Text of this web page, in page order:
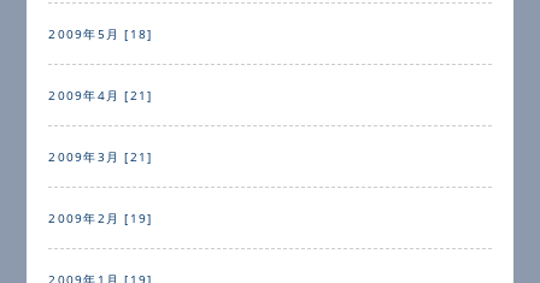
2009年5月 [18]
2009年4月 [21]
2009年3月 [21]
2009年2月 [19]
2009年1月 [19]